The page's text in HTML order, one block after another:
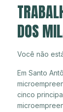
DOS
Você não
Em Santo
cinco